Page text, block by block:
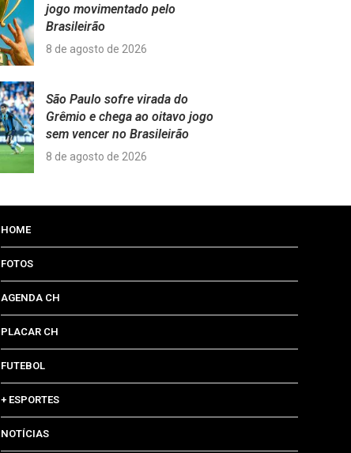
jogo movimentado pelo
Brasileirão
8 de agosto de 2026
São Paulo sofre virada do
Grêmio e chega ao oitavo jogo
sem vencer no Brasileirão
8 de agosto de 2026
HOME
FOTOS
AGENDA CH
PLACAR CH
FUTEBOL
+ ESPORTES
NOTÍCIAS